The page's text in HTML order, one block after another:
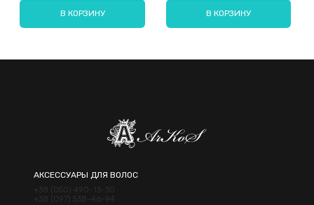
В КОРЗИНУ В КОРЗИНУ
АКСЕССУАРЫ ДЛЯ ВОЛОС
+38 (050) 490-13-30
+38 (097) 538-46-94